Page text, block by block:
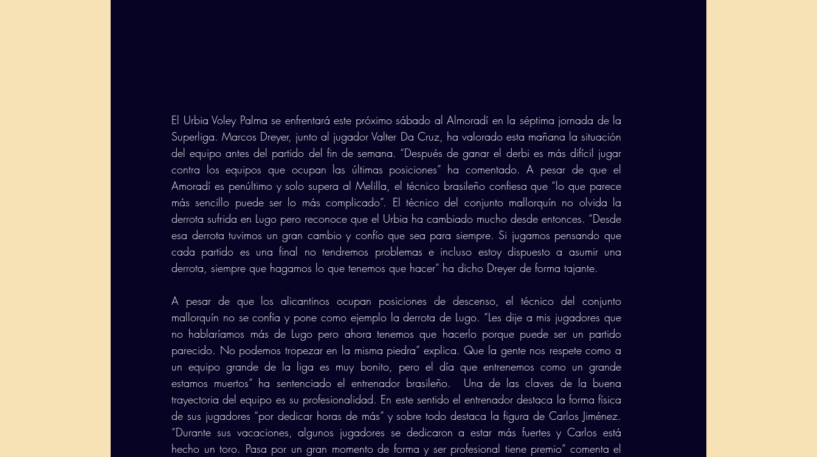
El Urbia Voley Palma se enfrentará este próximo sábado al Almoradí en la séptima jornada de la
Superliga. Marcos Dreyer, junto al jugador Valter Da Cruz, ha valorado esta mañana la situación
del equipo antes del partido del fin de semana. “Después de ganar el derbi es más difícil jugar
contra los equipos que ocupan las últimas posiciones” ha comentado. A pesar de que el
Amoradí es penúltimo y solo supera al Melilla, el técnico brasileño confiesa que “lo que parece
más sencillo puede ser lo más complicado”. El técnico del conjunto mallorquín no olvida la
derrota sufrida en Lugo pero reconoce que el Urbia ha cambiado mucho desde entonces. “Desde
esa derrota tuvimos un gran cambio y confío que sea para siempre. Si jugamos pensando que
cada partido es una final no tendremos problemas e incluso estoy dispuesto a asumir una
derrota, siempre que hagamos lo que tenemos que hacer” ha dicho Dreyer de forma tajante.
A pesar de que los alicantinos ocupan posiciones de descenso, el técnico del conjunto
mallorquín no se confía y pone como ejemplo la derrota de Lugo. “Les dije a mis jugadores que
no hablaríamos más de Lugo pero ahora tenemos que hacerlo porque puede ser un partido
parecido. No podemos tropezar en la misma piedra” explica. Que la gente nos respete como a
un equipo grande de la liga es muy bonito, pero el día que entrenemos como un grande
estamos muertos” ha sentenciado el entrenador brasileño.  Una de las claves de la buena
trayectoria del equipo es su profesionalidad. En este sentido el entrenador destaca la forma física
de sus jugadores “por dedicar horas de más” y sobre todo destaca la figura de Carlos Jiménez.
“Durante sus vacaciones, algunos jugadores se dedicaron a estar más fuertes y Carlos está
hecho un toro. Pasa por un gran momento de forma y ser profesional tiene premio” comenta el